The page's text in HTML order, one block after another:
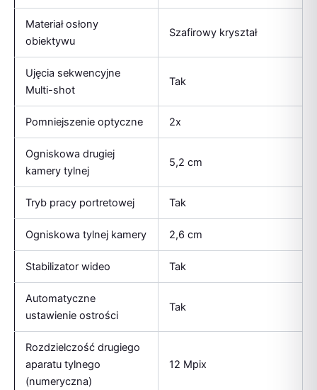
Materiał osłony
obiektywu
Szafirowy kryształ
Ujęcia sekwencyjne
Multi-shot
Tak
Pomniejszenie optyczne 2x
Ogniskowa drugiej
kamery tylnej
5,2 cm
Tryb pracy portretowej Tak
Ogniskowa tylnej kamery 2,6 cm
Stabilizator wideo Tak
Automatyczne
ustawienie ostrości
Tak
Rozdzielczość drugiego
aparatu tylnego
(numeryczna)
12 Mpix